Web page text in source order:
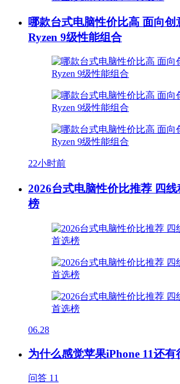
哪款台式电脑性价比高 面向创
Ryzen 9级性能组合
22小时前
2026台式电脑性价比推荐 四
榜
06.28
为什么感觉苹果iPhone 11还有
问答 11